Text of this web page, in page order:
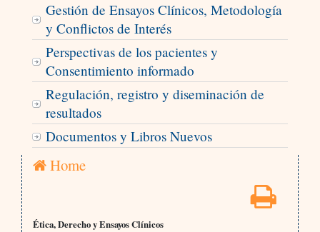
Gestión de Ensayos Clínicos, Metodología
y Conflictos de Interés
Perspectivas de los pacientes y
Consentimiento informado
Regulación, registro y diseminación de
resultados
Documentos y Libros Nuevos
Home
Ética, Derecho y Ensayos Clínicos